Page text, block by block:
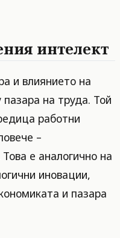
интелект
и влиянието на
пазара на труда. Той
работни
–
е аналогично на
иновации,
и пазара